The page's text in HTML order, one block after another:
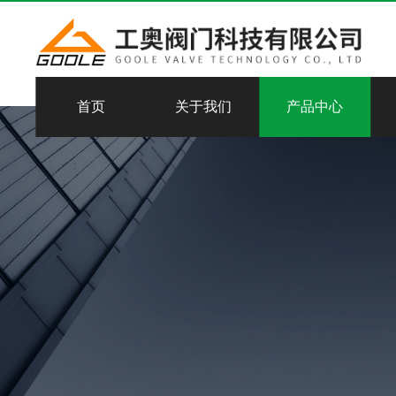
首页 关于我们 产品中心